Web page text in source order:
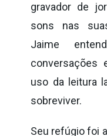
gravador de
sons nas
Jaime
conversações
uso da leitura
sobreviver.
Seu refúgio foi